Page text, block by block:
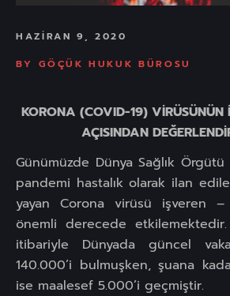
HAZIRAN 9, 2020
BY
GÖÇÜK HUKUK BÜROSU
KORONA (COVID-19) VİRÜSÜNÜN
AÇISINDAN
Günümüzde Dünya Sağlık Örgütü
pandemi hastalık olarak ilan
yayan Corona virüsü işveren
önemli derecede etkilemektedir.
itibariyle Dünyada güncel vaka
140.000’i bulmuşken, şuana
ise maalesef 5.000’i geçmiştir.